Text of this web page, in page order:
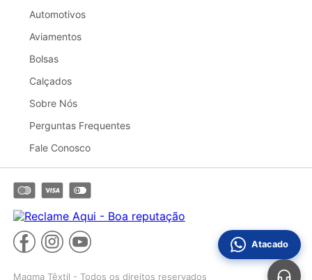
Automotivos
Aviamentos
Bolsas
Calçados
Sobre Nós
Perguntas Frequentes
Fale Conosco
Magma Têxtil - Todos os direitos reservados
Atacado